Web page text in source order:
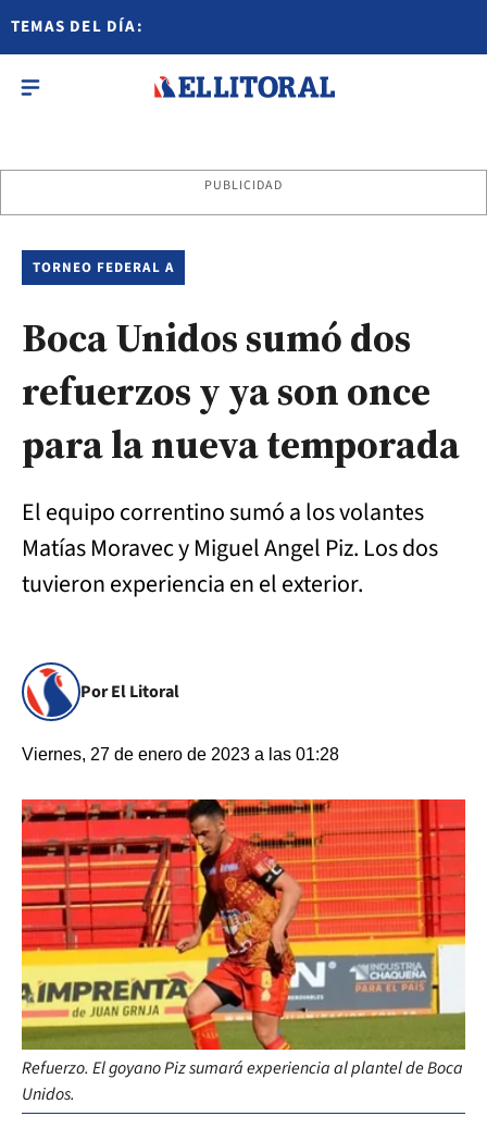
TEMAS DEL DÍA:
PUBLICIDAD
TORNEO FEDERAL A
Boca Unidos sumó dos
refuerzos y ya son once
para la nueva temporada
El equipo correntino sumó a los volantes
Matías Moravec y Miguel Angel Piz. Los dos
tuvieron experiencia en el exterior.
Por El Litoral
Viernes, 27 de enero de 2023 a las 01:28
Refuerzo. El goyano Piz sumará experiencia al plantel de Boca
Unidos.